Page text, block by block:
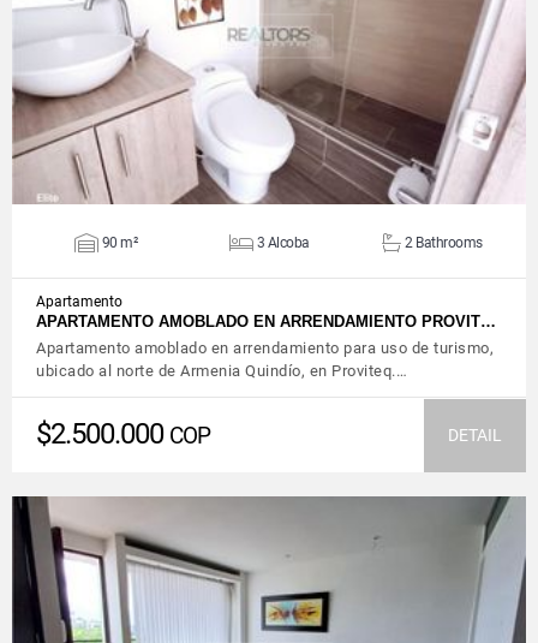
VIEW DETAILS
90 m² 3 Alcoba 2 Bathrooms
Apartamento
APARTAMENTO AMOBLADO EN ARRENDAMIENTO PROVIT…
Apartamento amoblado en arrendamiento para uso de turismo,
ubicado al norte de Armenia Quindío, en Proviteq.…
$2.500.000 COP DETAIL